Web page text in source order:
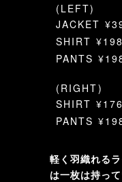
(LEFT)
JACKET
SHIRT
PANTS
(RIGHT)
SHIRT
PANTS
軽く羽織れる
は一枚は持っ